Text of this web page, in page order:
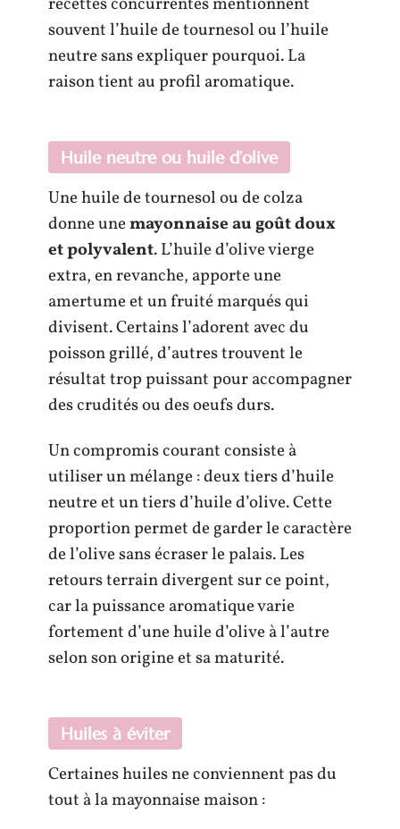
souvent l’huile de tournesol ou l’huile
neutre sans expliquer pourquoi. La
raison tient au profil aromatique.
Huile neutre ou huile d’olive
Une huile de tournesol ou de colza
donne unemayonnaise au goût doux
et polyvalent. L’huile d’olive vierge
extra, en revanche, apporte une
amertume et un fruité marqués qui
divisent. Certains l’adorent avec du
poisson grillé, d’autres trouvent le
résultat trop puissant pour accompagner
des crudités ou des oeufs durs.
Un compromis courant consiste à
utiliser un mélange : deux tiers d’huile
neutre et un tiers d’huile d’olive. Cette
proportion permet de garder le caractère
de l’olive sans écraser le palais. Les
retours terrain divergent sur ce point,
car la puissance aromatique varie
fortement d’une huile d’olive à l’autre
selon son origine et sa maturité.
Huiles à éviter
Certaines huiles ne conviennent pas du
tout à la mayonnaise maison :